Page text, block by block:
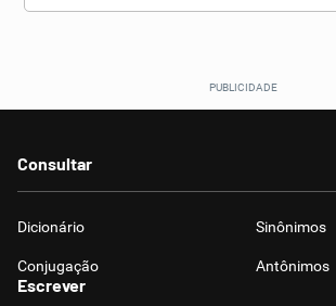
Consultar
Dicionário Sinônimos
Conjugação Antônimos
Escrever